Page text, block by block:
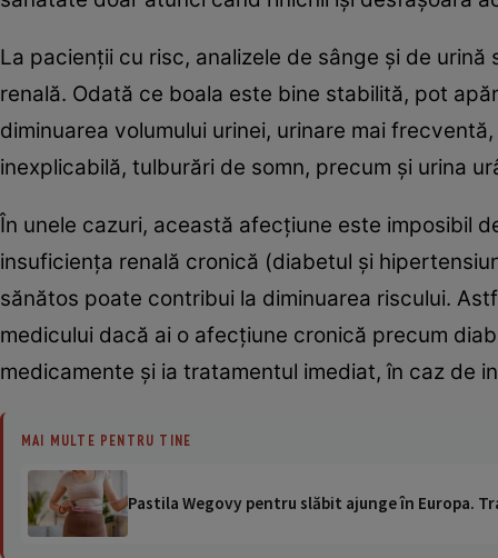
La pacienţii cu risc, analizele de sânge şi de
renală. Odată ce boala este bine stabilită, pot
diminuarea volumului urinei, urinare mai
inexplicabilă, tulburări de somn, precum şi urina
În unele cazuri, această afecţiune este imposibil
insuficienţa renală cronică (diabetul şi
sănătos poate contribui la diminuarea riscului.
medicului dacă ai o afecţiune cronică precum
medicamente şi ia tratamentul imediat, în caz de
MAI MULTE PENTRU TINE
Pastila Wegovy pentru slăbit ajunge în Europa.